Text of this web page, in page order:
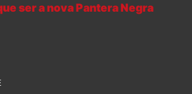
ser a nova Pantera Negra